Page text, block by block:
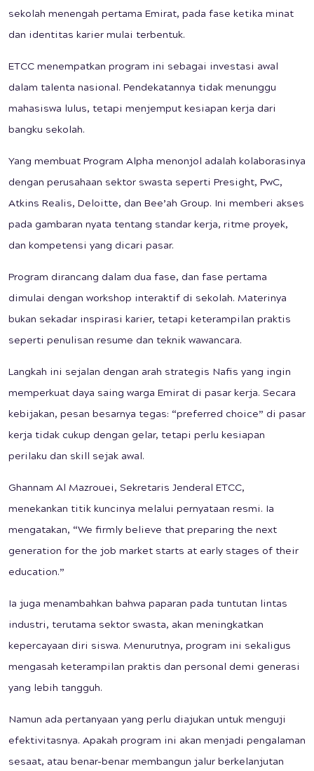
sekolah menengah pertama Emirat, pada fase ketika minat
dan identitas karier mulai terbentuk.
ETCC menempatkan program ini sebagai investasi awal
dalam talenta nasional. Pendekatannya tidak menunggu
mahasiswa lulus, tetapi menjemput kesiapan kerja dari
bangku sekolah.
Yang membuat Program Alpha menonjol adalah kolaborasinya
dengan perusahaan sektor swasta seperti Presight, PwC,
Atkins Realis, Deloitte, dan Bee’ah Group. Ini memberi akses
pada gambaran nyata tentang standar kerja, ritme proyek,
dan kompetensi yang dicari pasar.
Program dirancang dalam dua fase, dan fase pertama
dimulai dengan workshop interaktif di sekolah. Materinya
bukan sekadar inspirasi karier, tetapi keterampilan praktis
seperti penulisan resume dan teknik wawancara.
Langkah ini sejalan dengan arah strategis Nafis yang ingin
memperkuat daya saing warga Emirat di pasar kerja. Secara
kebijakan, pesan besarnya tegas: “preferred choice” di pasar
kerja tidak cukup dengan gelar, tetapi perlu kesiapan
perilaku dan skill sejak awal.
Ghannam Al Mazrouei, Sekretaris Jenderal ETCC,
menekankan titik kuncinya melalui pernyataan resmi. Ia
mengatakan, “We firmly believe that preparing the next
generation for the job market starts at early stages of their
education.”
Ia juga menambahkan bahwa paparan pada tuntutan lintas
industri, terutama sektor swasta, akan meningkatkan
kepercayaan diri siswa. Menurutnya, program ini sekaligus
mengasah keterampilan praktis dan personal demi generasi
yang lebih tangguh.
Namun ada pertanyaan yang perlu diajukan untuk menguji
efektivitasnya. Apakah program ini akan menjadi pengalaman
sesaat, atau benar-benar membangun jalur berkelanjutan